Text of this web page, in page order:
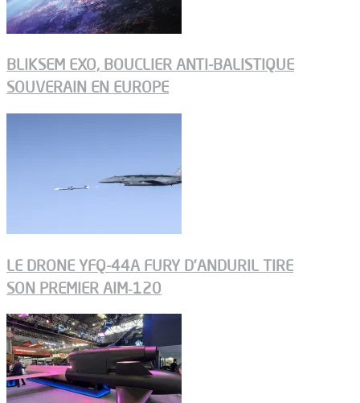
BLIKSEM EXO, BOUCLIER ANTI-BALISTIQUE
SOUVERAIN EN EUROPE
LE DRONE YFQ-44A FURY D’ANDURIL TIRE
SON PREMIER AIM‑120